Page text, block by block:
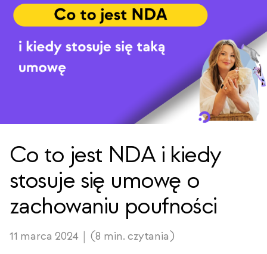
Co to jest NDA i kiedy
stosuje się umowę o
zachowaniu poufności
11 marca 2024 (8 min. czytania)